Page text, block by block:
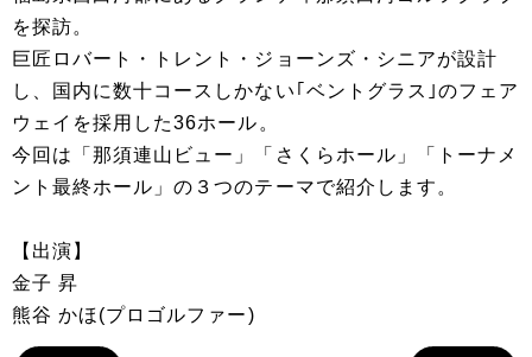
を探訪。
巨匠ロバート・トレント・ジョーンズ・シニアが設計
し、国内に数十コースしかない｢ベントグラス｣のフェア
ウェイを採用した36ホール。
今回は「那須連山ビュー」「さくらホール」「トーナメ
ント最終ホール」の３つのテーマで紹介します。
【出演】
金子 昇
熊谷 かほ(プロゴルファー)